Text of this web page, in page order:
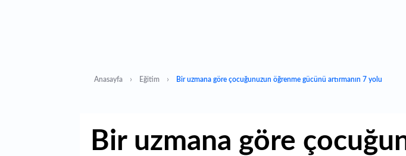
Anasayfa Eğitim Bir uzmana göre çocuğunuzun öğrenme gücünü artırmanın 7 yolu
Bir uzmana göre